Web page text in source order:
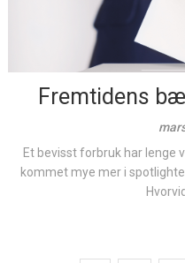
Fremtidens
Et bevisst forbruk har
kommet mye mer i